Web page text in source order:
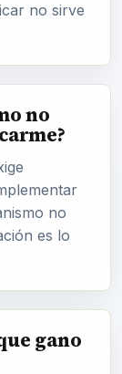
no sirve
no
no
es lo
gano